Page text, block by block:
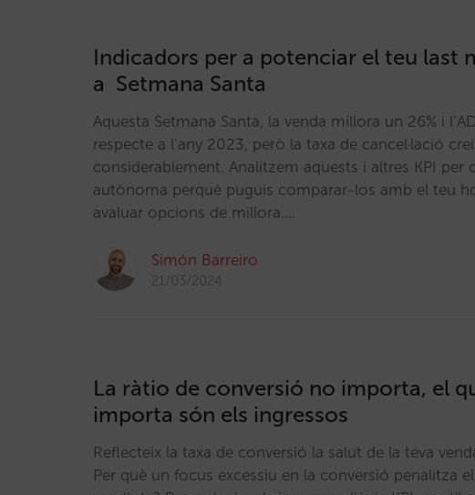
Indicadors per a potenciar el teu last
a Setmana Santa
Aquesta Setmana Santa, la venda millora un 26% i
respecte a l’any 2023, però la taxa de cancel·lació
considerablement. Analitzem aquests i altres KPI per
autònoma perquè puguis comparar-los amb el teu
avaluar opcions de millora.…
Simón Barreiro
21/03/2024
La ràtio de conversió no importa, el
importa són els ingressos
Reflecteix la taxa de conversió la salut de la teva
Per què un focus excessiu en la conversió penalitza